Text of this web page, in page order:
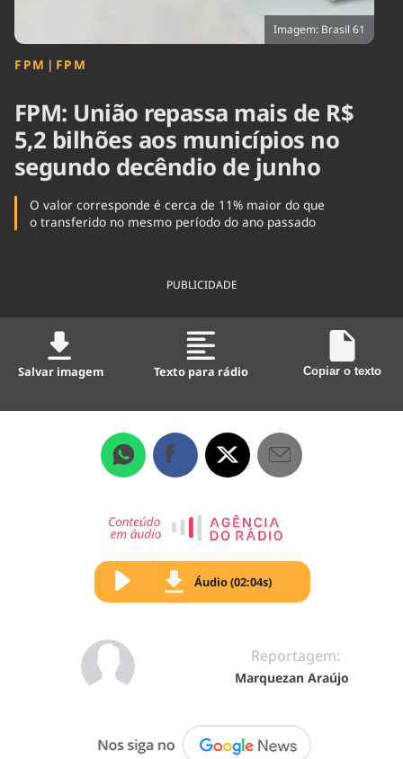
Imagem: Brasil 61
FPM | FPM
FPM: União repassa mais de R$
5,2 bilhões aos municípios no
segundo decêndio de junho
O valor corresponde é cerca de 11% maior do que
o transferido no mesmo período do ano passado
PUBLICIDADE
Salvar imagem Texto para rádio Copiar o texto
Áudio (02:04s)
Reportagem:
Marquezan Araújo